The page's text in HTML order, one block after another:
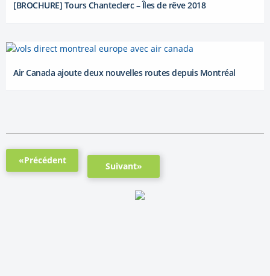
[BROCHURE] Tours Chanteclerc – Îles de rêve 2018
Air Canada ajoute deux nouvelles routes depuis Montréal
«Précédent
Suivant»